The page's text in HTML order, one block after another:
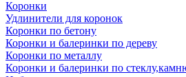
Коронки
Удлинители для коронок
Коронки по бетону
Коронки и балеринки по дереву
Коронки по металлу
Коронки и балеринки по